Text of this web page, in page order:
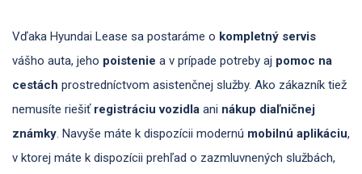
Vďaka Hyundai Lease sa postaráme o kompletný servis
vášho auta, jeho poistenie a v prípade potreby aj pomoc na
cestách prostredníctvom asistenčnej služby. Ako zákazník tiež
nemusíte riešiť registráciu vozidla ani nákup diaľničnej
známky. Navyše máte k dispozícii modernú mobilnú aplikáciu,
v ktorej máte k dispozícii prehľad o zazmluvnených službách,